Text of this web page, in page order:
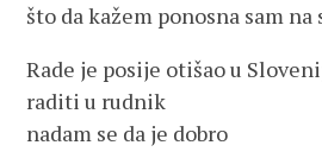
što da kažem ponosna sam
Rade je posije otišao u
raditi u rudnik
nadam se da je dobro